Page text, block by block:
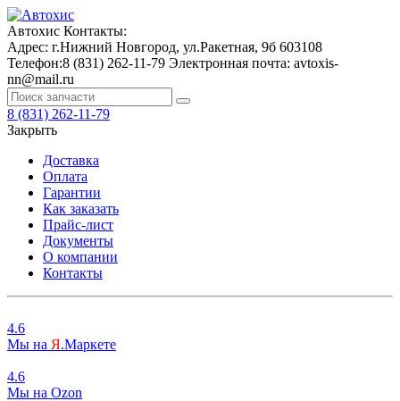
Автохис Контакты:
Адрес: г.Нижний Новгород, ул.Ракетная, 9б 603108
Телефон:8 (831) 262-11-79 Электронная почта: avtoxis-
nn@mail.ru
8 (831) 262-11-79
Закрыть
Доставка
Оплата
Гарантии
Как заказать
Прайс-лист
Документы
О компании
Контакты
4.6
Мы на Я.Маркете
4.6
Мы на Ozon